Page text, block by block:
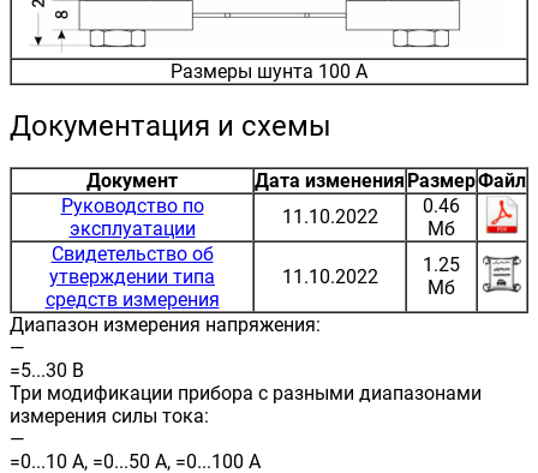
Размеры шунта 100 А
Документация и схемы
Документ Дата изменения РазмерФайл
Руководство по
эксплуатации
11.10.2022
0.46
Мб
Свидетельство об
утверждении типа
средств измерения
11.10.2022
1.25
Мб
Диапазон измерения напряжения:
—
=5...30 В
Три модификации прибора с разными диапазонами
измерения силы тока:
—
=0...10 А, =0...50 А, =0...100 А